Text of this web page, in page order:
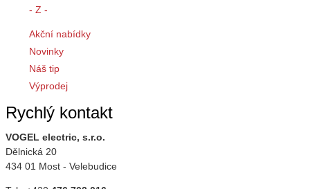
- Z -
Akční nabídky
Novinky
Náš tip
Výprodej
Rychlý kontakt
VOGEL electric, s.r.o.
Dělnická 20
434 01 Most - Velebudice